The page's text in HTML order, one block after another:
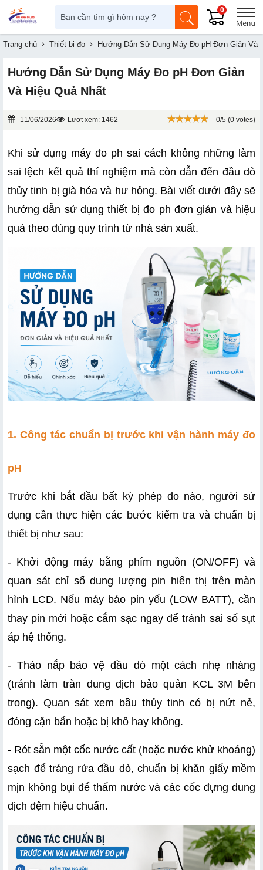
0
Trang chủ Thiết bị đo Hướng Dẫn Sử Dụng Máy Đo pH Đơn Giản Và
Hướng Dẫn Sử Dụng Máy Đo pH Đơn Giản
Và Hiệu Quả Nhất
11/06/2026 Lượt xem: 1462 0/5 (0 votes)
Khi sử dụng máy đo ph sai cách không những làm
sai lệch kết quả thí nghiệm mà còn dẫn đến đầu dò
thủy tinh bị già hóa và hư hỏng. Bài viết dưới đây sẽ
hướng dẫn sử dụng thiết bị đo ph đơn giản và hiệu
quả theo đúng quy trình từ nhà sản xuất.
1. Công tác chuẩn bị trước khi vận hành máy đo
pH
Trước khi bắt đầu bất kỳ phép đo nào, người sử
dụng cần thực hiện các bước kiểm tra và chuẩn bị
thiết bị như sau:
- Khởi động máy bằng phím nguồn (ON/OFF) và
quan sát chỉ số dung lượng pin hiển thị trên màn
hình LCD. Nếu máy báo pin yếu (LOW BATT), cần
thay pin mới hoặc cắm sạc ngay để tránh sai số sụt
áp hệ thống.
- Tháo nắp bảo vệ đầu dò một cách nhẹ nhàng
(tránh làm tràn dung dịch bảo quản KCL 3M bên
trong). Quan sát xem bầu thủy tinh có bị nứt nẻ,
đóng cặn bẩn hoặc bị khô hay không.
- Rót sẵn một cốc nước cất (hoặc nước khử khoáng)
sạch để tráng rửa đầu dò, chuẩn bị khăn giấy mềm
mịn không bụi để thấm nước và các cốc đựng dung
dịch đệm hiệu chuẩn.